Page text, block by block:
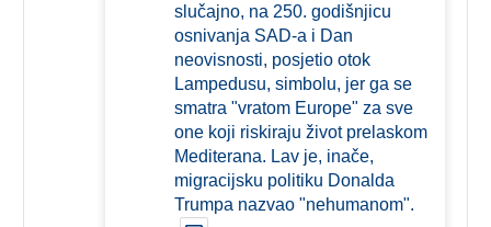
slučajno, na 250. godišnjicu
osnivanja SAD-a i Dan
neovisnosti, posjetio otok
Lampedusu, simbolu, jer ga se
smatra "vratom Europe" za sve
one koji riskiraju život prelaskom
Mediterana. Lav je, inače,
migracijsku politiku Donalda
Trumpa nazvao "nehumanom".